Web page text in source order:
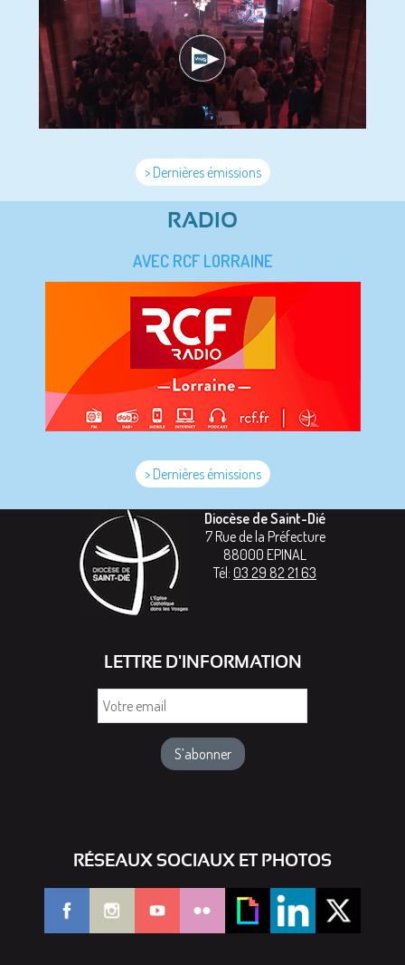
> Dernières émissions
RADIO
AVEC RCF LORRAINE
> Dernières émissions
Diocèse de Saint-Dié
7 Rue de la Préfecture
88000 EPINAL
Tél: 03 29 82 21 63
LETTRE D'INFORMATION
RÉSEAUX SOCIAUX ET PHOTOS